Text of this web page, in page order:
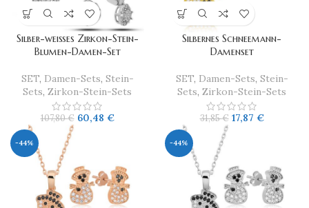
Silber-weißes Zirkon-Stein-
Blumen-Damen-Set
SET, Damen-Sets, Stein-
Sets, Zirkon-Stein-Sets
107,80€ 60,48 €
Silbernes Schneemann-
Damenset
SET, Damen-Sets, Stein-
Sets, Zirkon-Stein-Sets
31,85€ 17,87 €
-44% -44%